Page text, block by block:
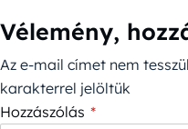
Vélemény,
Az e-mail címet nem
karakterrel jelöltük
Hozzászólás *